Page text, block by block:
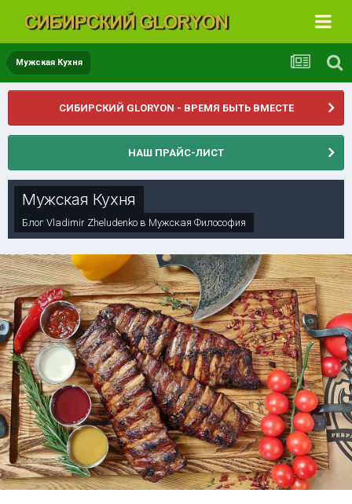
Мужская Кухня
СИБИРСКИЙ GLORYON - ВРЕМЯ БЫТЬ ВМЕСТЕ
НАШ ПРАЙС-ЛИСТ
Мужская Кухня
Блог Vladimir Zheludenko в Мужская Философия